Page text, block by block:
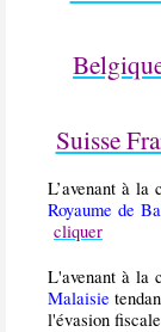
Suisse
L’avenant à la
Royaume de
cliquer
L'avenant à la
Malaisie
l'évasion